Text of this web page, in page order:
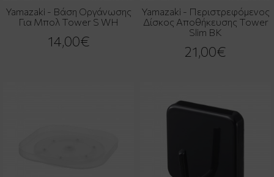
Yamazaki - Βάση Οργάνωσης
Για Μπολ Tower S WH
14,00€
Yamazaki - Περιστρεφόμενος
Δίσκος Αποθήκευσης Tower
Slim BK
21,00€